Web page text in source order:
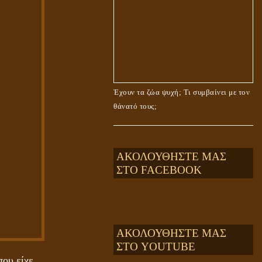
Έχουν τα ζώα ψυχή; Τι συμβαίνει με τον
θάνατό τους;
ΑΚΟΛΟΥΘΗΣΤΕ ΜΑΣ
ΣΤΟ FACEBOOK
ΑΚΟΛΟΥΘΗΣΤΕ ΜΑΣ
ΣΤΟ YOUTUBE